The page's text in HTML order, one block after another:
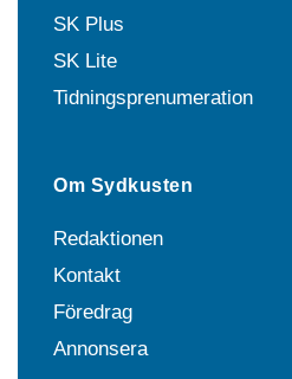
SK Plus
SK Lite
Tidningsprenumeration
Om Sydkusten
Redaktionen
Kontakt
Föredrag
Annonsera